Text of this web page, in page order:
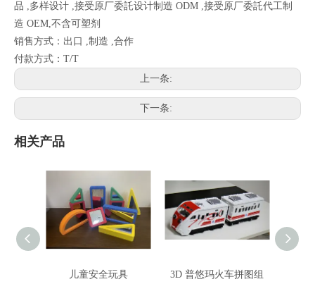
品 ,多样设计 ,接受原厂委託设计制造 ODM ,接受原厂委託代工制
造 OEM,不含可塑剂
销售方式：出口 ,制造 ,合作
付款方式：T/T
上一条:
下一条:
相关产品
儿童安全玩具 3D 普悠玛火车拼图组